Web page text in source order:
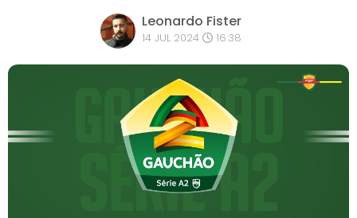
Leonardo Fister
14 JUL 2024 16:38